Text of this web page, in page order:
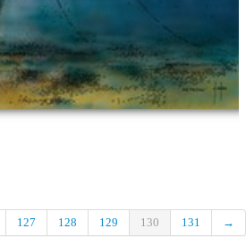
127 128 129 130 131 →